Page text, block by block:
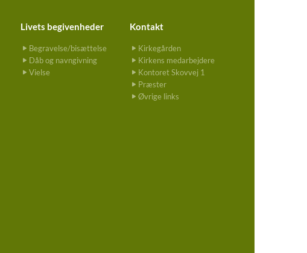
Livets begivenheder
Begravelse/bisættelse
Dåb og navngivning
Vielse
Kontakt
Kirkegården
Kirkens medarbejdere
Kontoret Skovvej 1
Præster
Øvrige links